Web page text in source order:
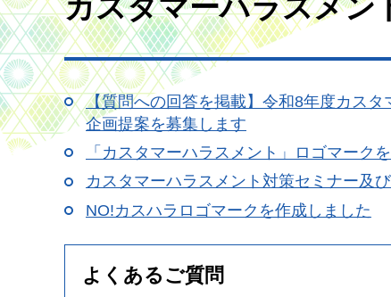
カスタマーハラスメン
【質問への回答を掲載】令和8年度カス
企画提案を募集します
「カスタマーハラスメント」ロゴマーク
カスタマーハラスメント対策セミナー及
NO!カスハラロゴマークを作成しました
よくあるご質問